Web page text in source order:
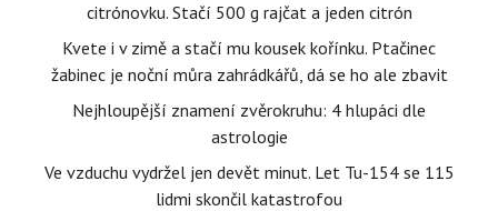
citrónovku. Stačí 500 g rajčat a jeden citrón
Kvete i v zimě a stačí mu kousek kořínku. Ptačinec
žabinec je noční můra zahrádkářů, dá se ho ale zbavit
Nejhloupější znamení zvěrokruhu: 4 hlupáci dle
astrologie
Ve vzduchu vydržel jen devět minut. Let Tu-154 se 115
lidmi skončil katastrofou